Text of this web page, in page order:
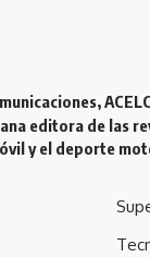
¿Qué opinas?
0
editora de las
y el deporte